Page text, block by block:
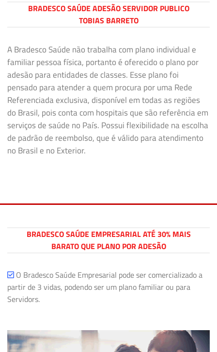
BRADESCO SAÚDE ADESÃO SERVIDOR PUBLICO
TOBIAS BARRETO
A Bradesco Saúde não trabalha com plano individual e
familiar pessoa física, portanto é oferecido o plano por
adesão para entidades de classes. Esse plano foi
pensado para atender a quem procura por uma Rede
Referenciada exclusiva, disponível em todas as regiões
do Brasil, pois conta com hospitais que são referência em
serviços de saúde no País. Possui flexibilidade na escolha
de padrão de reembolso, que é válido para atendimento
no Brasil e no Exterior.
BRADESCO SAÚDE EMPRESARIAL ATÉ 30% MAIS
BARATO QUE PLANO POR ADESÃO
O Bradesco Saúde Empresarial pode ser comercializado a
partir de 3 vidas, podendo ser um plano familiar ou para
Servidors.